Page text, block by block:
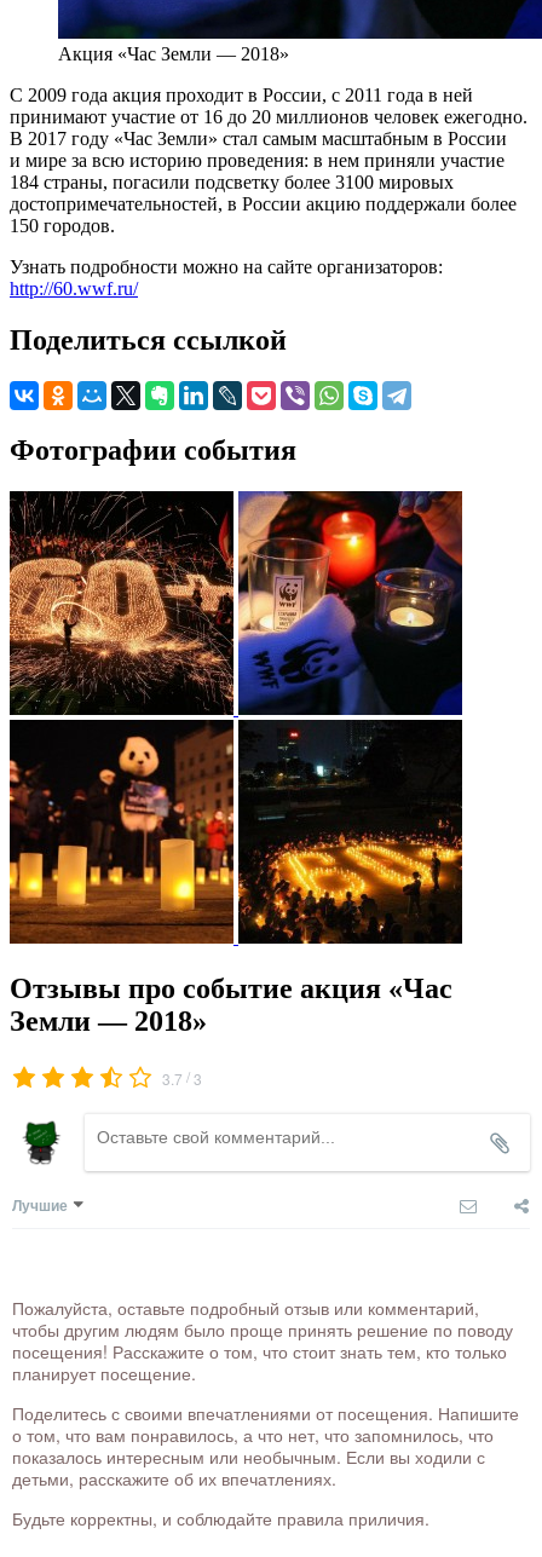
Акция «Час Земли — 2018»
С 2009 года акция проходит в России, с 2011 года в ней
принимают участие от 16 до 20 миллионов человек ежегодно.
В 2017 году «Час Земли» стал самым масштабным в России
и мире за всю историю проведения: в нем приняли участие
184 страны, погасили подсветку более 3100 мировых
достопримечательностей, в России акцию поддержали более
150 городов.
Узнать подробности можно на сайте организаторов:
http://60.wwf.ru/
Поделиться ссылкой
Фотографии события
Отзывы про событие акция «Час
Земли — 2018»
3.7 /3
Лучшие
Пожалуйста, оставьте подробный отзыв или комментарий,
чтобы другим людям было проще принять решение по поводу
посещения! Расскажите о том, что стоит знать тем, кто только
планирует посещение.
Поделитесь с своими впечатлениями от посещения. Напишите
о том, что вам понравилось, а что нет, что запомнилось, что
показалось интересным или необычным. Если вы ходили с
детьми, расскажите об их впечатлениях.
Будьте корректны, и соблюдайте правила приличия.